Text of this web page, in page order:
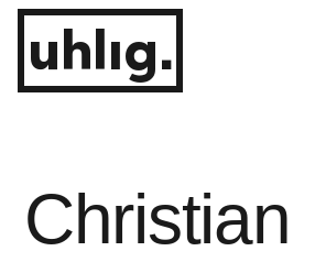
Zum
Inhalt
springenuhlig.
Christian